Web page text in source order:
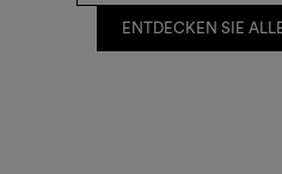
ENTDECKEN SIE